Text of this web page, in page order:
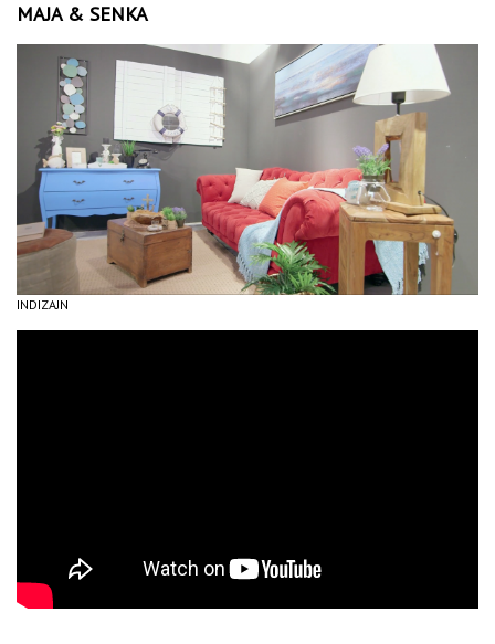
MAJA & SENKA
INDIZAJN